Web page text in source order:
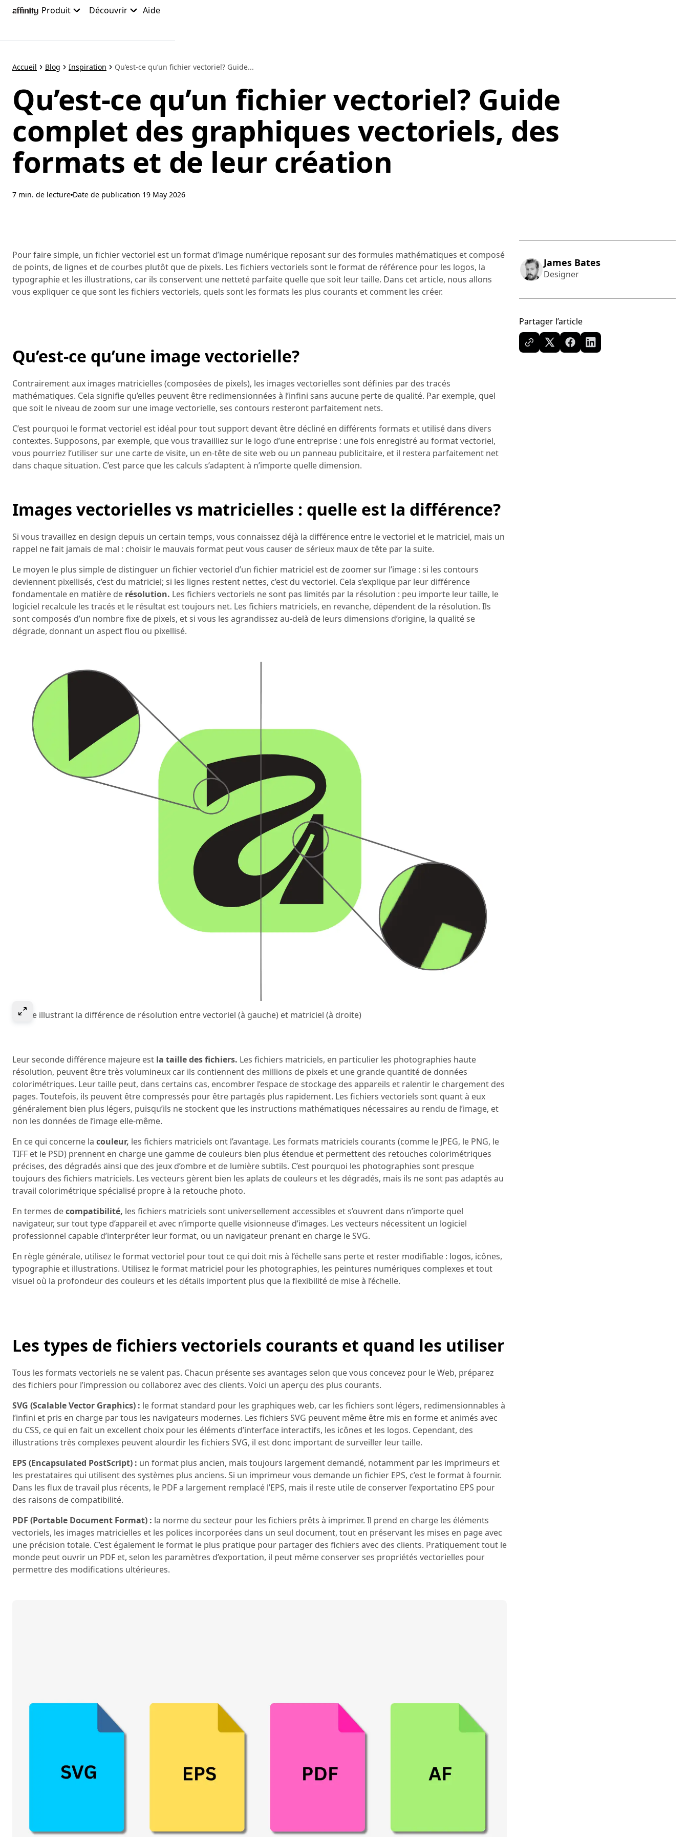
Accéder
principal
Produit Découvrir Aide
Accueil Blog Inspiration Qu’est-ce qu’un fichier vectoriel? Guide...
Qu’est-ce qu’un fichier vectoriel? Guide
complet des graphiques vectoriels, des
formats et de leur création
7 min. de lecture Date de publication 19 May 2026
Pour faire simple, un fichier vectoriel est un format d’image numérique reposant sur des formules mathématiques et composé
de points, de lignes et de courbes plutôt que de pixels. Les fichiers vectoriels sont le format de référence pour les logos, la
typographie et les illustrations, car ils conservent une netteté parfaite quelle que soit leur taille. Dans cet article, nous allons
vous expliquer ce que sont les fichiers vectoriels, quels sont les formats les plus courants et comment les créer.
Qu’est-ce qu’une image vectorielle?
Contrairement aux images matricielles (composées de pixels), les images vectorielles sont définies par des tracés
mathématiques. Cela signifie qu’elles peuvent être redimensionnées à l’infini sans aucune perte de qualité. Par exemple, quel
que soit le niveau de zoom sur une image vectorielle, ses contours resteront parfaitement nets.
C’est pourquoi le format vectoriel est idéal pour tout support devant être décliné en différents formats et utilisé dans divers
contextes. Supposons, par exemple, que vous travailliez sur le logo d’une entreprise : une fois enregistré au format vectoriel,
vous pourriez l’utiliser sur une carte de visite, un en-tête de site web ou un panneau publicitaire, et il restera parfaitement net
dans chaque situation. C’est parce que les calculs s’adaptent à n’importe quelle dimension.
Images vectorielles vs matricielles : quelle est la différence?
Si vous travaillez en design depuis un certain temps, vous connaissez déjà la différence entre le vectoriel et le matriciel, mais un
rappel ne fait jamais de mal : choisir le mauvais format peut vous causer de sérieux maux de tête par la suite.
Le moyen le plus simple de distinguer un fichier vectoriel d’un fichier matriciel est de zoomer sur l’image : si les contours
deviennent pixellisés, c’est du matriciel; si les lignes restent nettes, c’est du vectoriel. Cela s’explique par leur différence
fondamentale en matière de résolution. Les fichiers vectoriels ne sont pas limités par la résolution : peu importe leur taille, le
logiciel recalcule les tracés et le résultat est toujours net. Les fichiers matriciels, en revanche, dépendent de la résolution. Ils
sont composés d’un nombre fixe de pixels, et si vous les agrandissez au-delà de leurs dimensions d’origine, la qualité se
dégrade, donnant un aspect flou ou pixellisé.
Select to expand image
Image illustrant la différence de résolution entre vectoriel (à gauche) et matriciel (à droite)
Leur seconde différence majeure est la taille des fichiers. Les fichiers matriciels, en particulier les photographies haute
résolution, peuvent être très volumineux car ils contiennent des millions de pixels et une grande quantité de données
colorimétriques. Leur taille peut, dans certains cas, encombrer l’espace de stockage des appareils et ralentir le chargement des
pages. Toutefois, ils peuvent être compressés pour être partagés plus rapidement. Les fichiers vectoriels sont quant à eux
généralement bien plus légers, puisqu’ils ne stockent que les instructions mathématiques nécessaires au rendu de l’image, et
non les données de l’image elle-même.
En ce qui concerne la couleur, les fichiers matriciels ont l’avantage. Les formats matriciels courants (comme le JPEG, le PNG, le
TIFF et le PSD) prennent en charge une gamme de couleurs bien plus étendue et permettent des retouches colorimétriques
précises, des dégradés ainsi que des jeux d’ombre et de lumière subtils. C’est pourquoi les photographies sont presque
toujours des fichiers matriciels. Les vecteurs gèrent bien les aplats de couleurs et les dégradés, mais ils ne sont pas adaptés au
travail colorimétrique spécialisé propre à la retouche photo.
En termes decompatibilité, les fichiers matriciels sont universellement accessibles et s’ouvrent dans n’importe quel
navigateur, sur tout type d’appareil et avec n’importe quelle visionneuse d’images. Les vecteurs nécessitent un logiciel
professionnel capable d’interpréter leur format, ou un navigateur prenant en charge le SVG.
En règle générale, utilisez le format vectoriel pour tout ce qui doit mis à l’échelle sans perte et rester modifiable : logos, icônes,
typographie et illustrations. Utilisez le format matriciel pour les photographies, les peintures numériques complexes et tout
visuel où la profondeur des couleurs et les détails importent plus que la flexibilité de mise à l’échelle.
Les types de fichiers vectoriels courants et quand les utiliser
Tous les formats vectoriels ne se valent pas. Chacun présente ses avantages selon que vous concevez pour le Web, préparez
des fichiers pour l’impression ou collaborez avec des clients. Voici un aperçu des plus courants.
SVG (Scalable Vector Graphics) : le format standard pour les graphiques web, car les fichiers sont légers, redimensionnables à
l’infini et pris en charge par tous les navigateurs modernes. Les fichiers SVG peuvent même être mis en forme et animés avec
du CSS, ce qui en fait un excellent choix pour les éléments d’interface interactifs, les icônes et les logos. Cependant, des
illustrations très complexes peuvent alourdir les fichiers SVG, il est donc important de surveiller leur taille.
EPS (Encapsulated PostScript) : un format plus ancien, mais toujours largement demandé, notamment par les imprimeurs et
les prestataires qui utilisent des systèmes plus anciens. Si un imprimeur vous demande un fichier EPS, c’est le format à fournir.
Dans les flux de travail plus récents, le PDF a largement remplacé l’EPS, mais il reste utile de conserver l’exportatino EPS pour
des raisons de compatibilité.
PDF (Portable Document Format) : la norme du secteur pour les fichiers prêts à imprimer. Il prend en charge les éléments
vectoriels, les images matricielles et les polices incorporées dans un seul document, tout en préservant les mises en page avec
une précision totale. C’est également le format le plus pratique pour partager des fichiers avec des clients. Pratiquement tout le
monde peut ouvrir un PDF et, selon les paramètres d’exportation, il peut même conserver ses propriétés vectorielles pour
permettre des modifications ultérieures.
James Bates
Designer
Partager l’article